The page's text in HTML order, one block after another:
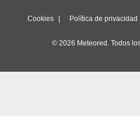
Cookies Política de privacidad
© 2026 Meteored. Todos